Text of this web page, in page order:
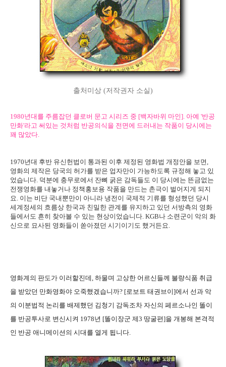
출처미상 (저작권자 소실)
1980년대를 주름잡던 클로버 문고 시리즈 중 [백자바위 마인]. 아예 '반공
만화'라고 써있는 것처럼 반공의식을 전면에 드러내는 작품이 당시에는
꽤 많았다.
1970년대 후반 유신헌법이 통과된 이후 제정된 영화법 개정안을 보면,
영화의 제작은 당국의 허가를 받은 업자만이 가능하도록 규정해 놓고 있
었습니다. 덕분에 충무로에서 잔뼈 굵은 감독들도 이 당시에는 뜬금없는
전쟁영화를 내놓거나 정책홍보용 작품을 만드는 촌극이 벌어지게 되지
요. 이는 비단 국내뿐만이 아니라 냉전이 국제적 기류를 형성했던 당시
세계정세의 흐름상 한국과 친밀한 관계를 유지하고 있던 서방측의 영화
들에서도 흔히 찾아볼 수 있는 현상이었습니다. KGB나 소련군이 악의 화
신으로 묘사된 영화들이 쏟아졌던 시기이기도 했거든요.
영화계의 판도가 이러할진데, 하물며 고상한 어르신들께 불량식품 취급
을 받았던 만화영화야 오죽했겠습니까? [로보트 태권브이]에서 선과 악
의 이분법적 논리를 배제했던 김청기 감독조차 자신의 페르소나인 똘이
를 반공투사로 변신시켜 1978년 [똘이장군 제3 땅굴편]을 개봉해 본격적
인 반공 애니메이션의 시대를 열게 됩니다.